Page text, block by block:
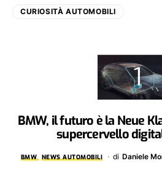
CURIOSITÀ AUTOMOBILI
BMW, il futuro è la Neue
supercervello
BMW NEWS AUTOMOBILI di Daniele